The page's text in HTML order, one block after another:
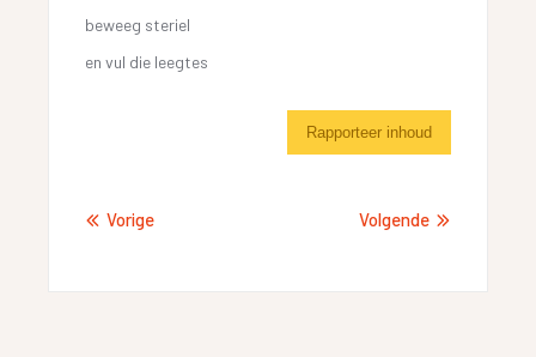
beweeg steriel
en vul die leegtes
Rapporteer inhoud
Vorige Volgende